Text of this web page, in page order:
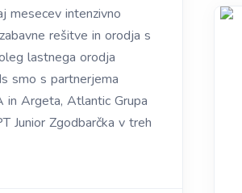
mesecev intenzivno
rešitve in orodja s
lastnega orodja
smo s partnerjema
in Argeta, Atlantic Grupa
Junior Zgodbarčka v treh